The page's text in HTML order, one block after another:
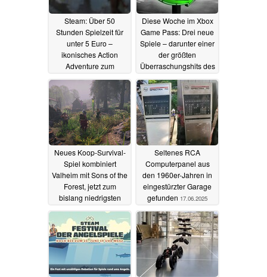
Steam: Über 50
Stunden Spielzeit für
unter 5 Euro –
ikonisches Action
Adventure zum
Tiefstpreis im Sale
18.06.2025
Diese Woche im Xbox
Game Pass: Drei neue
Spiele – darunter einer
der größten
Überraschungshits des
Jahres18.06.2025
Neues Koop-Survival-
Spiel kombiniert
Valheim mit Sons of the
Forest, jetzt zum
bislang niedrigsten
Preis auf Steam
18.06.2025
Seltenes RCA
Computerpanel aus
den 1960er-Jahren in
eingestürzter Garage
gefunden 17.06.2025